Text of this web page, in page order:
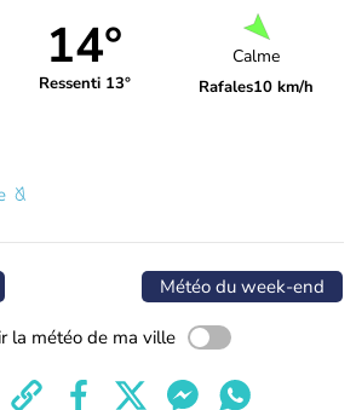
14°
Ressenti 13°
Calme
Rafales10 km/h
Météo du week-end
la météo de ma ville